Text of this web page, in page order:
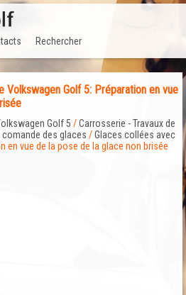
Rechercher
Volkswagen Golf 5: Préparation en vue
Golf 5 /Carrosserie - Travaux de
des glaces /Glaces collées avec
en vue de la pose de la glace non brisée